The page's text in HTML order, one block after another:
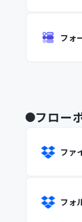
フォ
フロー
ファ
フォ